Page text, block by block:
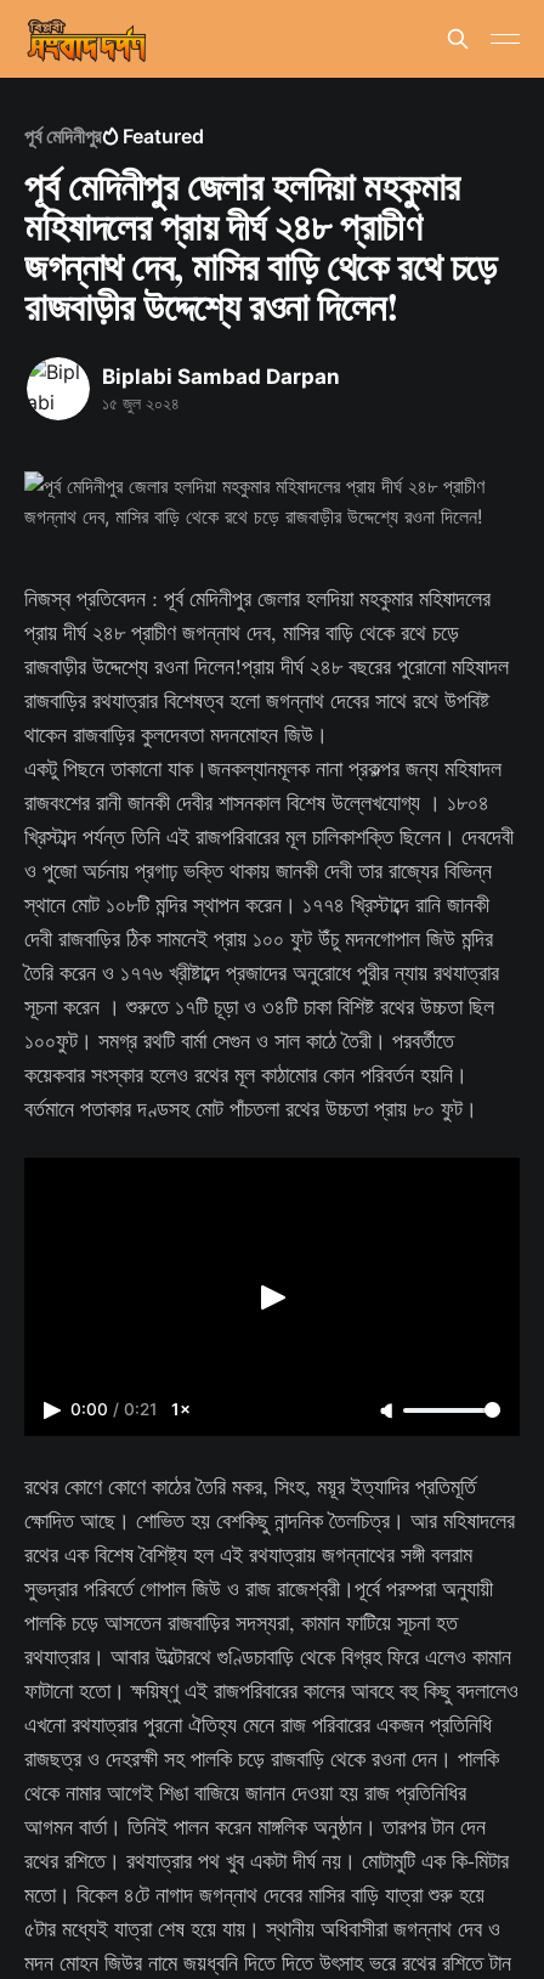
পূর্ব মেদিনীপুর Featured
পূর্ব মেদিনীপুর জেলার হলদিয়া মহকুমার
মহিষাদলের প্রায় দীর্ঘ ২৪৮ প্রাচীণ
জগন্নাথ দেব, মাসির বাড়ি থেকে রথে চড়ে
রাজবাড়ীর উদ্দেশ্যে রওনা দিলেন!
Biplabi Sambad Darpan
১৫ জুল ২০২৪
নিজস্ব প্রতিবেদন : পূর্ব মেদিনীপুর জেলার হলদিয়া মহকুমার মহিষাদলের
প্রায় দীর্ঘ ২৪৮ প্রাচীণ জগন্নাথ দেব, মাসির বাড়ি থেকে রথে চড়ে
রাজবাড়ীর উদ্দেশ্যে রওনা দিলেন!প্রায় দীর্ঘ ২৪৮ বছরের পুরোনো মহিষাদল
রাজবাড়ির রথযাত্রার বিশেষত্ব হলো জগন্নাথ দেবের সাথে রথে উপবিষ্ট
থাকেন রাজবাড়ির কুলদেবতা মদনমোহন জিউ।
একটু পিছনে তাকানো যাক।জনকল্যানমূলক নানা প্রকল্পর জন্য মহিষাদল
রাজবংশের রানী জানকী দেবীর শাসনকাল বিশেষ উল্লেখযোগ্য । ১৮০৪
খ্রিস্টাব্দ পর্যন্ত তিনি এই রাজপরিবারের মূল চালিকাশক্তি ছিলেন। দেবদেবী
ও পুজো অর্চনায় প্রগাঢ় ভক্তি থাকায় জানকী দেবী তার রাজ্যের বিভিন্ন
স্থানে মোট ১০৮টি মন্দির স্থাপন করেন। ১৭৭৪ খ্রিস্টাব্দে রানি জানকী
দেবী রাজবাড়ির ঠিক সামনেই প্রায় ১০০ ফুট উঁচু মদনগোপাল জিউ মন্দির
তৈরি করেন ও ১৭৭৬ খ্রীষ্টাব্দে প্রজাদের অনুরোধে পুরীর ন্যায় রথযাত্রার
সূচনা করেন । শুরুতে ১৭টি চূড়া ও ৩৪টি চাকা বিশিষ্ট রথের উচ্চতা ছিল
১০০ফুট। সমগ্র রথটি বার্মা সেগুন ও সাল কাঠে তৈরী। পরবর্তীতে
কয়েকবার সংস্কার হলেও রথের মূল কাঠামোর কোন পরিবর্তন হয়নি।
বর্তমানে পতাকার দণ্ডসহ মোট পাঁচতলা রথের উচ্চতা প্রায় ৮০ ফুট।
0:00 / 0:21 1×
রথের কোণে কোণে কাঠের তৈরি মকর, সিংহ, ময়ূর ইত্যাদির প্রতিমূর্তি
ক্ষোদিত আছে। শোভিত হয় বেশকিছু নান্দনিক তৈলচিত্র। আর মহিষাদলের
রথের এক বিশেষ বৈশিষ্ট্য হল এই রথযাত্রায় জগন্নাথের সঙ্গী বলরাম
সুভদ্রার পরিবর্তে গোপাল জিউ ও রাজ রাজেশ্বরী।পূর্বে পরম্পরা অনুযায়ী
পালকি চড়ে আসতেন রাজবাড়ির সদস্যরা, কামান ফাটিয়ে সূচনা হত
রথযাত্রার। আবার উল্টোরথে গুণ্ডিচাবাড়ি থেকে বিগ্রহ ফিরে এলেও কামান
ফাটানো হতো। ক্ষয়িষ্ণু এই রাজপরিবারের কালের আবহে বহু কিছু বদলালেও
এখনো রথযাত্রার পুরনো ঐতিহ্য মেনে রাজ পরিবারের একজন প্রতিনিধি
রাজছত্র ও দেহরক্ষী সহ পালকি চড়ে রাজবাড়ি থেকে রওনা দেন। পালকি
থেকে নামার আগেই শিঙা বাজিয়ে জানান দেওয়া হয় রাজ প্রতিনিধির
আগমন বার্তা। তিনিই পালন করেন মাঙ্গলিক অনুষ্ঠান। তারপর টান দেন
রথের রশিতে। রথযাত্রার পথ খুব একটা দীর্ঘ নয়। মোটামুটি এক কি-মিটার
মতো। বিকেল ৪টে নাগাদ জগন্নাথ দেবের মাসির বাড়ি যাত্রা শুরু হয়ে
৫টার মধ্যেই যাত্রা শেষ হয়ে যায়। স্থানীয় অধিবাসীরা জগন্নাথ দেব ও
মদন মোহন জিউর নামে জয়ধ্বনি দিতে দিতে উৎসাহ ভরে রথের রশিতে টান